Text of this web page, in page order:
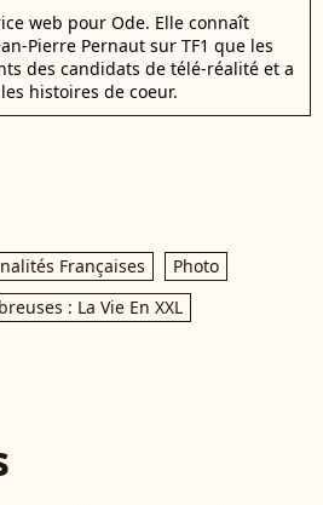
web pour Ode. Elle connaît
Pierre Pernaut sur TF1 que les
des candidats de télé-réalité et a
histoires de coeur.
Françaises
Photo
: La Vie En XXL